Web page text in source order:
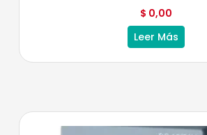
$ 0,00
Leer Más